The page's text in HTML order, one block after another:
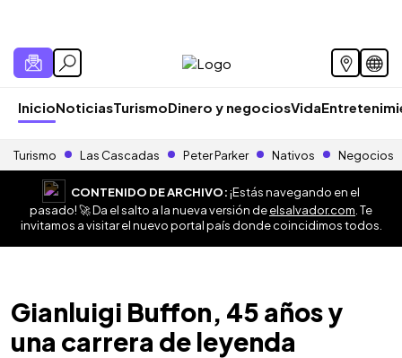
InicioNoticiasTurismoDinero y negociosVida
Turismo Las Cascadas Peter Parker Nativos Negocios
CONTENIDO DE ARCHIVO:¡Estás navegando en el
pasado! 🚀 Da el salto a la nueva versión deelsalvador.com . Te
invitamos a visitar el nuevo portal país donde coincidimos todos.
Gianluigi Buffon, 45 años y
una carrera de leyenda